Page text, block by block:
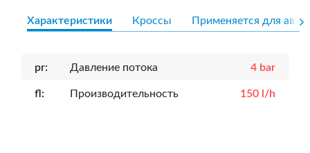
Характеристики Кроссы Применяется для авто
pr: Давление потока 4 bar
fl: Производительность 150 l/h